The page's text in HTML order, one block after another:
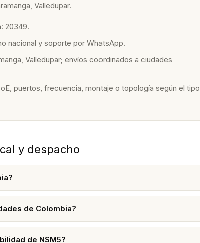
Valledupar.
20349.
nacional y soporte por WhatsApp.
Valledupar; envíos coordinados a ciudades
puertos, frecuencia, montaje o topología según el tipo
y despacho
de Colombia?
de NSM5?